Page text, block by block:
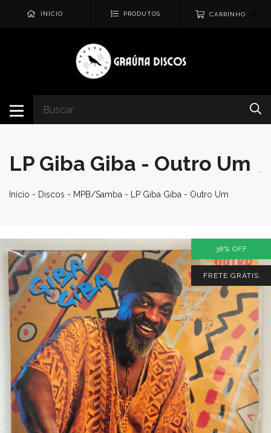
INÍCIO PRODUTOS CARRINHO
LP Giba Giba - Outro Um
Início - Discos - MPB/Samba - LP Giba Giba - Outro Um
38% OFF
FRETE GRÁTIS